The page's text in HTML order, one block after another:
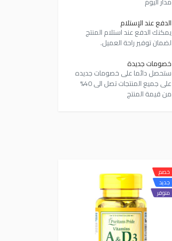
الدفع عند الإستلام
يمكنك الدفع عند استلام المنتج
لضمان توفير راحة العميل.
خصومات جديدة
ستحصل دائما على خصومات جديده
على جميع المنتجات تصل الى 40%
من قيمة المنتج
خصم
جديد
متوفر